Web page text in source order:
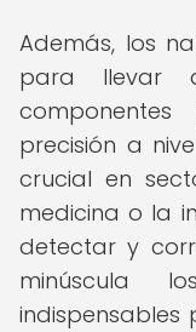
Además, los
para llevar
precisión a
crucial en
medicina o la
detectar y
minúscula